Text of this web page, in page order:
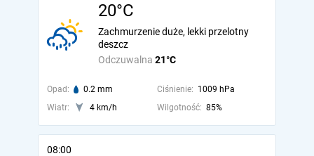
20°C
Odczuwalna 21°C
Zachmurzenie duże, lekki przelotny
deszcz
Opad: 0.2 mm Ciśnienie: 1009 hPa
Wiatr:
4 km/h Wilgotność: 85%
08:00